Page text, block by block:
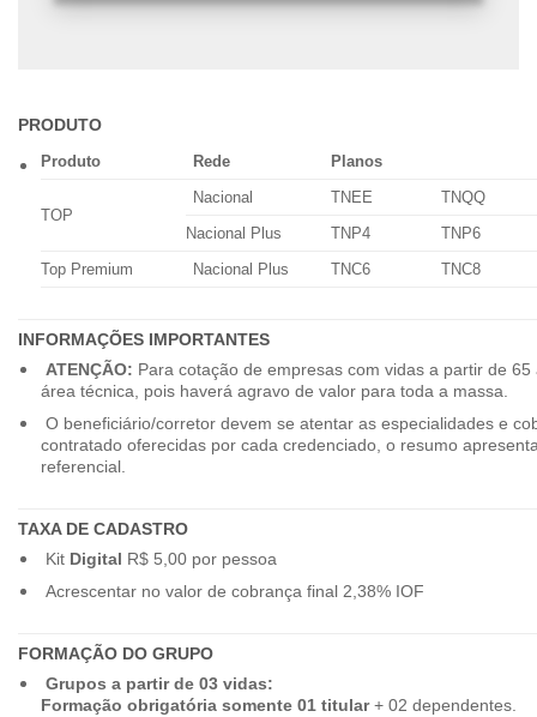
PRODUTO
Produto Rede Planos
TOP
Nacional TNEE
TNQQ
Nacional Plus
TNP4
TNP6
Top Premium
Nacional Plus TNC6 TNC8
INFORMAÇÕES IMPORTANTES
ATENÇÃO: Para cotação de empresas com vidas a partir de
área técnica, pois haverá agravo de valor para toda a massa.
O beneficiário/corretor devem se atentar as especialidades e
contratado oferecidas por cada credenciado, o resumo
referencial.
TAXA DE CADASTRO
Kit Digital R$ 5,00 por pessoa
Acrescentar no valor de cobrança final 2,38% IOF
FORMAÇÃO DO GRUPO
Grupos a partir de 03 vidas:
Formação obrigatória somente 01 titular+ 02 dependentes.